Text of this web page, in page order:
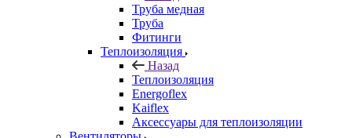
Труба медная
Труба
Фитинги
Теплоизоляция
Назад
Теплоизоляция
Energoflex
Kaiflex
Аксессуары для теплоизоляции